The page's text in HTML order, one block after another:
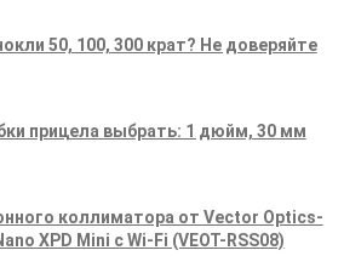
50, 100, 300 крат? Не доверяйте
прицела выбрать: 1 дюйм, 30 мм
коллиматора от Vector Optics-
XPD Mini с Wi-Fi (VEOT-RSS08)